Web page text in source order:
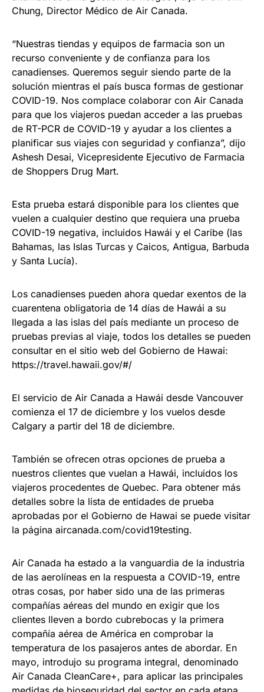
Chung, Director Médico de Air Canada.
“Nuestras tiendas y equipos de farmacia son un
recurso conveniente y de confianza para los
canadienses. Queremos seguir siendo parte de la
solución mientras el país busca formas de gestionar
COVID-19. Nos complace colaborar con Air Canada
para que los viajeros puedan acceder a las pruebas
de RT-PCR de COVID-19 y ayudar a los clientes a
planificar sus viajes con seguridad y confianza”, dijo
Ashesh Desai, Vicepresidente Ejecutivo de Farmacia
de Shoppers Drug Mart.
Esta prueba estará disponible para los clientes que
vuelen a cualquier destino que requiera una prueba
COVID-19 negativa, incluidos Hawái y el Caribe (las
Bahamas, las Islas Turcas y Caicos, Antigua, Barbuda
y Santa Lucía).
Los canadienses pueden ahora quedar exentos de la
cuarentena obligatoria de 14 días de Hawái a su
llegada a las islas del país mediante un proceso de
pruebas previas al viaje, todos los detalles se pueden
consultar en el sitio web del Gobierno de Hawai:
https://travel.hawaii.gov/#/
El servicio de Air Canada a Hawái desde Vancouver
comienza el 17 de diciembre y los vuelos desde
Calgary a partir del 18 de diciembre.
También se ofrecen otras opciones de prueba a
nuestros clientes que vuelan a Hawái, incluidos los
viajeros procedentes de Quebec. Para obtener más
detalles sobre la lista de entidades de prueba
aprobadas por el Gobierno de Hawai se puede visitar
la página aircanada.com/covid19testing.
Air Canada ha estado a la vanguardia de la industria
de las aerolíneas en la respuesta a COVID-19, entre
otras cosas, por haber sido una de las primeras
compañías aéreas del mundo en exigir que los
clientes lleven a bordo cubrebocas y la primera
compañía aérea de América en comprobar la
temperatura de los pasajeros antes de abordar. En
mayo, introdujo su programa integral, denominado
Air Canada CleanCare+, para aplicar las principales